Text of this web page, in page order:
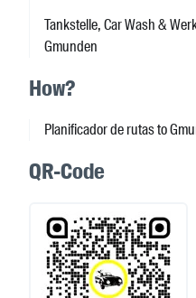
Tankstelle, Car Wash &
Gmunden
How?
Planificador de rutas to
QR-Code